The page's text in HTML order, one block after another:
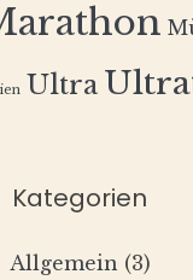
Ultra
Kategorien
Allgemein (3)